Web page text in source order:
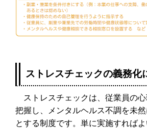
ストレスチェックの義務化
ストレスチェックは、従業員の
把握し、メンタルヘルス不調を未
とする制度です。単に実施すれば